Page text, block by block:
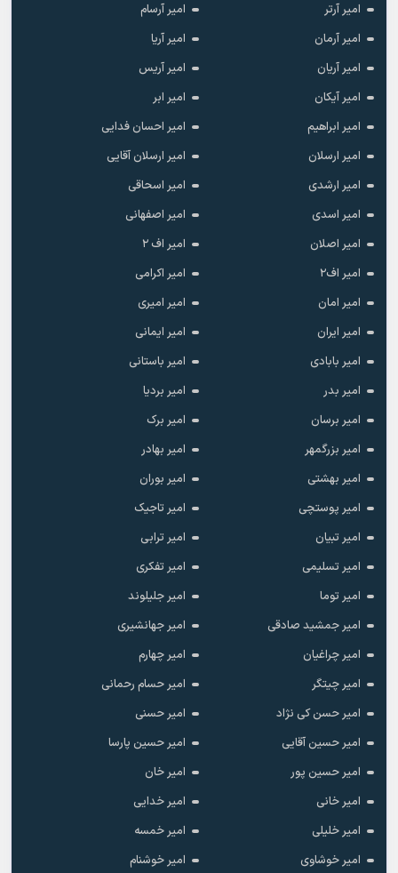
امیر آرتر
امیر آرسام
امیر آرمان
امیر آریا
امیر آریان
امیر آریس
امیر آیکان
امیر ابر
امیر ابراهیم
امیر احسان فدایی
امیر ارسلان
امیر ارسلان آقایی
امیر ارشدی
امیر اسحاقی
امیر اسدی
امیر اصفهانی
امیر اصلان
امیر اف ۲
امیر اف۲
امیر اکرامی
امیر امان
امیر امیری
امیر ایران
امیر ایمانی
امیر بابادی
امیر باستانی
امیر بدر
امیر بردیا
امیر برسان
امیر برک
امیر بزرگمهر
امیر بهادر
امیر بهشتی
امیر بوران
امیر پوستچی
امیر تاجیک
امیر تبیان
امیر ترابی
امیر تسلیمی
امیر تفکری
امیر توما
امیر جلیلوند
امیر جمشید صادقی
امیر جهانشیری
امیر چراغیان
امیر چهارم
امیر چیتگر
امیر حسام رحمانی
امیر حسن کی نژاد
امیر حسنی
امیر حسین آقایی
امیر حسین پارسا
امیر حسین پور
امیر خان
امیر خانی
امیر خدایی
امیر خلیلی
امیر خمسه
امیر خوشاوی
امیر خوشنام